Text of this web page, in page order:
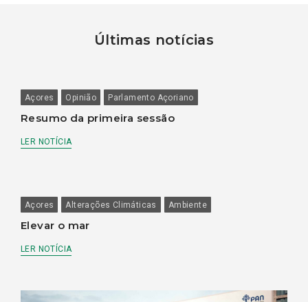
Últimas notícias
Açores Opinião Parlamento Açoriano
Resumo da primeira sessão
LER NOTÍCIA
Açores Alterações Climáticas Ambiente
Elevar o mar
LER NOTÍCIA